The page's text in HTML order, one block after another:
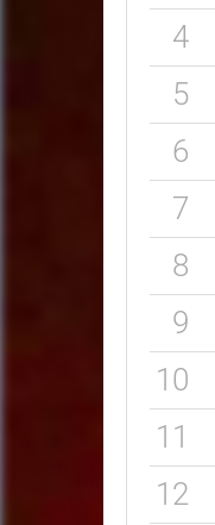
4
5
6
7
8
9
10
11
12